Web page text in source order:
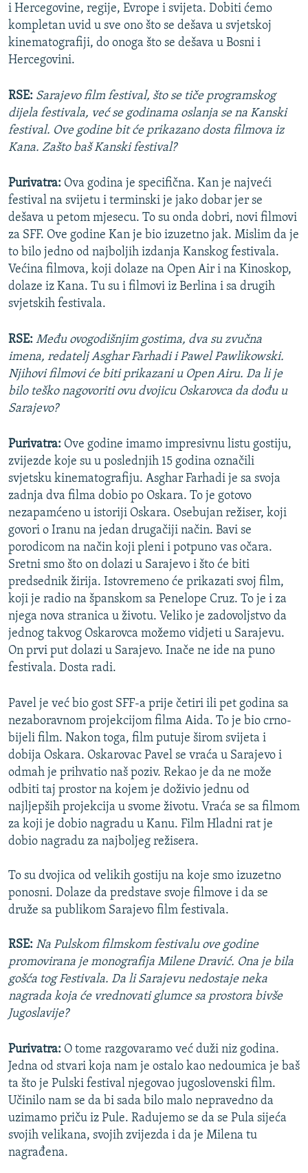
i Hercegovine, regije, Evrope i svijeta. Dobiti ćemo
kompletan uvid u sve ono što se dešava u svjetskoj
kinematografiji, do onoga što se dešava u Bosni i
Hercegovini.
RSE: Sarajevo film festival, što se tiče programskog
dijela festivala, već se godinama oslanja se na Kanski
festival. Ove godine bit će prikazano dosta filmova iz
Kana. Zašto baš Kanski festival?
Purivatra: Ova godina je specifična. Kan je najveći
festival na svijetu i terminski je jako dobar jer se
dešava u petom mjesecu. To su onda dobri, novi filmovi
za SFF. Ove godine Kan je bio izuzetno jak. Mislim da je
to bilo jedno od najboljih izdanja Kanskog festivala.
Većina filmova, koji dolaze na Open Air i na Kinoskop,
dolaze iz Kana. Tu su i filmovi iz Berlina i sa drugih
svjetskih festivala.
RSE: Među ovogodišnjim gostima, dva su zvučna
imena, redatelj Asghar Farhadi i Pawel Pawlikowski.
Njihovi filmovi će biti prikazani u Open Airu. Da li je
bilo teško nagovoriti ovu dvojicu Oskarovca da dođu u
Sarajevo?
Purivatra: Ove godine imamo impresivnu listu gostiju,
zvijezde koje su u poslednjih 15 godina označili
svjetsku kinematografiju. Asghar Farhadi je sa svoja
zadnja dva filma dobio po Oskara. To je gotovo
nezapamćeno u istoriji Oskara. Osebujan režiser, koji
govori o Iranu na jedan drugačiji način. Bavi se
porodicom na način koji pleni i potpuno vas očara.
Sretni smo što on dolazi u Sarajevo i što će biti
predsednik žirija. Istovremeno će prikazati svoj film,
koji je radio na španskom sa Penelope Cruz. To je i za
njega nova stranica u životu. Veliko je zadovoljstvo da
jednog takvog Oskarovca možemo vidjeti u Sarajevu.
On prvi put dolazi u Sarajevo. Inače ne ide na puno
festivala. Dosta radi.
Pavel je već bio gost SFF-a prije četiri ili pet godina sa
nezaboravnom projekcijom filma Aida. To je bio crno-
bijeli film. Nakon toga, film putuje širom svijeta i
dobija Oskara. Oskarovac Pavel se vraća u Sarajevo i
odmah je prihvatio naš poziv. Rekao je da ne može
odbiti taj prostor na kojem je doživio jednu od
najljepših projekcija u svome životu. Vraća se sa filmom
za koji je dobio nagradu u Kanu. Film Hladni rat je
dobio nagradu za najboljeg režisera.
To su dvojica od velikih gostiju na koje smo izuzetno
ponosni. Dolaze da predstave svoje filmove i da se
druže sa publikom Sarajevo film festivala.
RSE: Na Pulskom filmskom festivalu ove godine
promovirana je monografija Milene Dravić. Ona je bila
gošća tog Festivala. Da li Sarajevu nedostaje neka
nagrada koja će vrednovati glumce sa prostora bivše
Jugoslavije?
Purivatra: O tome razgovaramo već duži niz godina.
Jedna od stvari koja nam je ostalo kao nedoumica je baš
ta što je Pulski festival njegovao jugoslovenski film.
Učinilo nam se da bi sada bilo malo nepravedno da
uzimamo priču iz Pule. Radujemo se da se Pula sijeća
svojih velikana, svojih zvijezda i da je Milena tu
nagrađena.